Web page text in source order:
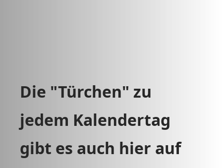
Die "Türchen" zu
jedem Kalendertag
gibt es auch hier auf